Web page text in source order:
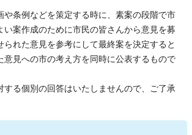
条例などを策定する時に、素案の段階で市
い案作成のために市民の皆さんから意見を募
られた意見を参考にして最終案を決定すると
意見への市の考え方を同時に公表するもので
る個別の回答はいたしませんので、ご了承